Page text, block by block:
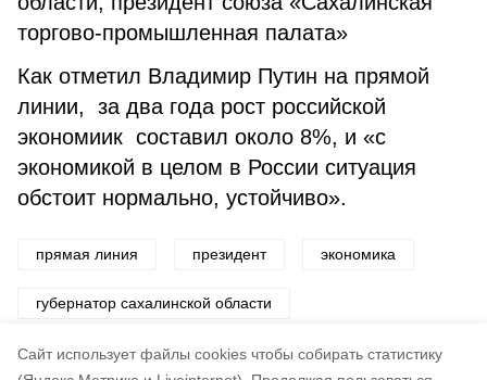
Cайт использует файлы cookies чтобы собирать статистику
торгово-промышленная палата»
Как отметил Владимир Путин на прямой
линии, за два года рост российской
экономиик составил около 8%, и «с
экономикой в целом в России ситуация
обстоит нормально, устойчиво».
прямая линия президент экономика
губернатор сахалинской области
проект «забота. защита. уважение»